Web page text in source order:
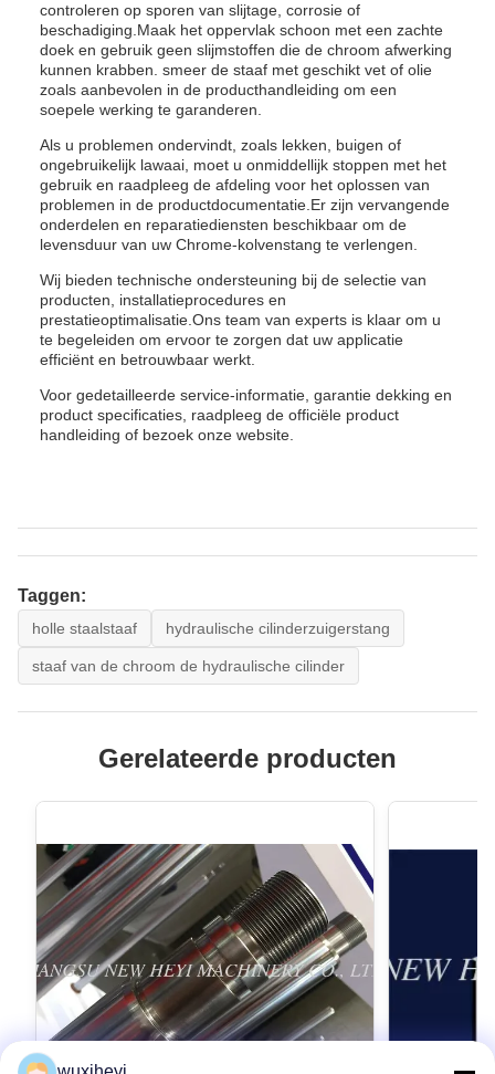
controleren op sporen van slijtage, corrosie of
beschadiging.Maak het oppervlak schoon met een zachte
doek en gebruik geen slijmstoffen die de chroom afwerking
kunnen krabben. smeer de staaf met geschikt vet of olie
zoals aanbevolen in de producthandleiding om een
soepele werking te garanderen.
Als u problemen ondervindt, zoals lekken, buigen of
ongebruikelijk lawaai, moet u onmiddellijk stoppen met het
gebruik en raadpleeg de afdeling voor het oplossen van
problemen in de productdocumentatie.Er zijn vervangende
onderdelen en reparatiediensten beschikbaar om de
levensduur van uw Chrome-kolvenstang te verlengen.
Wij bieden technische ondersteuning bij de selectie van
producten, installatieprocedures en
prestatieoptimalisatie.Ons team van experts is klaar om u
te begeleiden om ervoor te zorgen dat uw applicatie
efficiënt en betrouwbaar werkt.
Voor gedetailleerde service-informatie, garantie dekking en
product specificaties, raadpleeg de officiële product
handleiding of bezoek onze website.
Taggen:
holle staalstaaf hydraulische cilinderzuigerstang
staaf van de chroom de hydraulische cilinder
Gerelateerde producten